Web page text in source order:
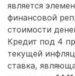
является
финансовой
стоимости
Кредит под 4
текущей
ставка,